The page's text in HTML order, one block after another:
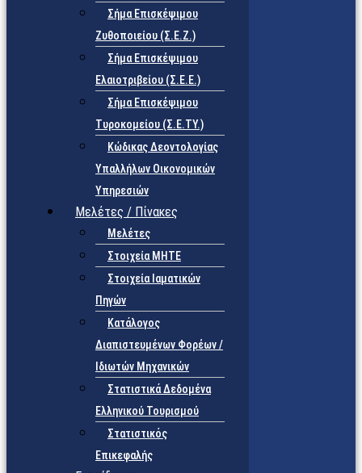
Σήμα Επισκέψιμου
Ζυθοποιείου (Σ.Ε.Ζ.)
Σήμα Επισκέψιμου
Ελαιοτριβείου (Σ.Ε.Ε.)
Σήμα Επισκέψιμου
Τυροκομείου (Σ.Ε.TY.)
Κώδικας Δεοντολογίας
Υπαλλήλων Οικονομικών
Υπηρεσιών
Μελέτες / Πίνακες
Μελέτες
Στοιχεία ΜΗΤΕ
Στοιχεία Ιαματικών
Πηγών
Κατάλογος
Διαπιστευμένων Φορέων /
Ιδιωτών Μηχανικών
Στατιστικά Δεδομένα
Ελληνικού Τουρισμού
Στατιστικός
Επικεφαλής